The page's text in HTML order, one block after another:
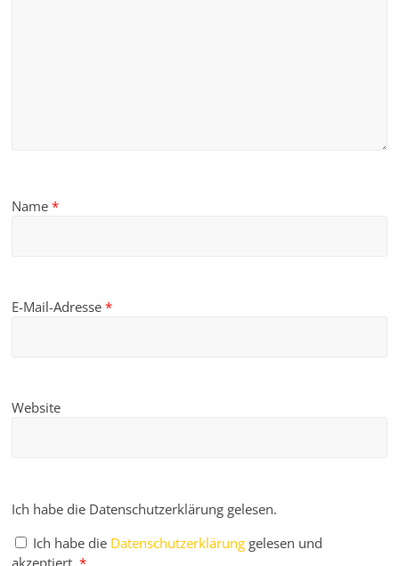
Name*
E-Mail-Adresse*
Website
Ich habe die Datenschutzerklärung gelesen.
Ich habe die Datenschutzerklärung gelesen und